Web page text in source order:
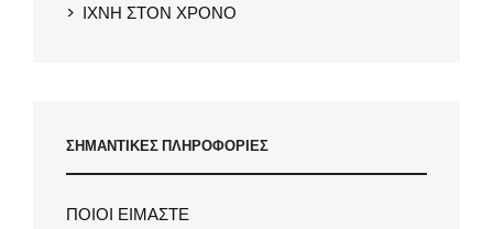
ΙΧΝΗ ΣΤΟΝ ΧΡΟΝΟ
ΣΗΜΑΝΤΙΚΕΣ ΠΛΗΡΟΦΟΡΙΕΣ
ΠΟΙΟΙ ΕΙΜΑΣΤΕ